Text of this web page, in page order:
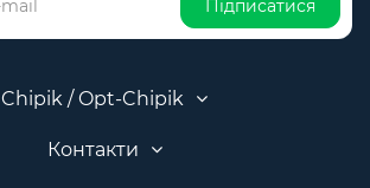
Підписатися
Chipik / Opt-Chipik
Контакти